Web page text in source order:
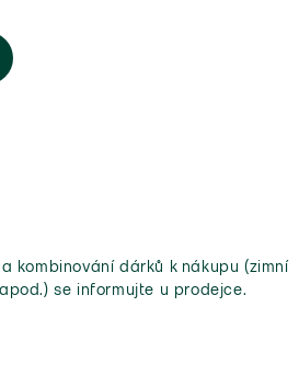
kombinování dárků k nákupu (zimní
se informujte u prodejce.